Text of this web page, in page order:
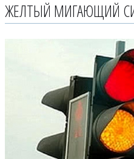
ЖЕЛТЫЙ МИГАЮЩИЙ